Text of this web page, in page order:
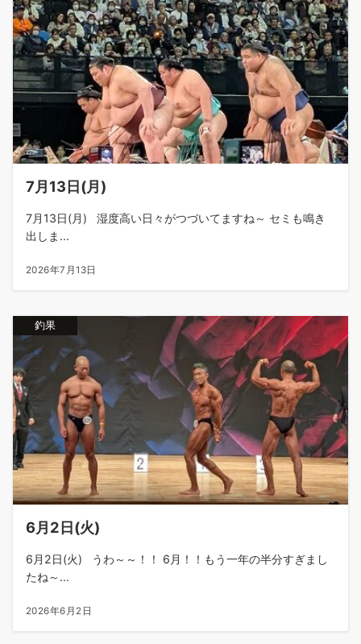
7月13日(月)
7月13日(月) 湿度高い日々がつづいてますね～ セミも鳴き
出しま...
2026年7月13日
釣果
6月2日(火)
6月2日(火) うわ～～！！ 6月！！もう一年の半分すぎまし
たね～...
2026年6月2日